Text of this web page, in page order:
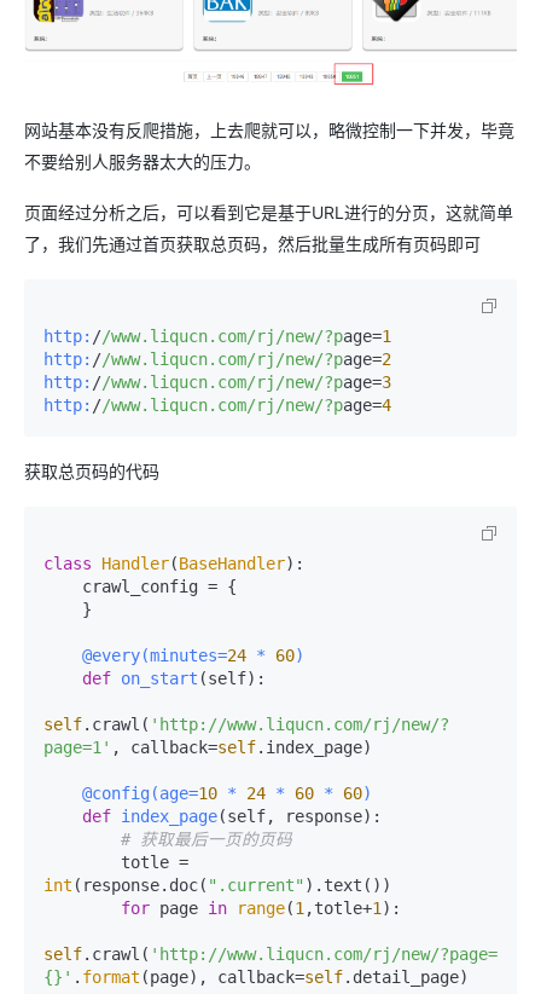
网站基本没有反爬措施，上去爬就可以，略微控制一下并发，毕竟
不要给别人服务器太大的压力。
页面经过分析之后，可以看到它是基于URL进行的分页，这就简单
了，我们先通过首页获取总页码，然后批量生成所有页码即可
http: //www.liqucn.com/rj /new/?page=1
http: //www.liqucn.com/rj /new/?page=2
http: //www.liqucn.com/rj /new/?page=3
http: //www.liqucn.com/rj /new/?page=4
获取总页码的代码
class Handler(BaseHandler):
    @every(
minutes=24 * 60)
def on_start (self):
self.crawl( 'http://www.liqucn.com/rj/new/?
page=1' , callback=self.index_page)
    @config(
age=10 * 24 * 60 * 60)
def index_page(self, response):
# 获取最后一页的页码
int (response.doc( ".current" ).text())
for page in range(1 ,totle+1 ):
self.crawl( 'http://www.liqucn.com/rj/new/?page=
{}' . format (page), callback=self